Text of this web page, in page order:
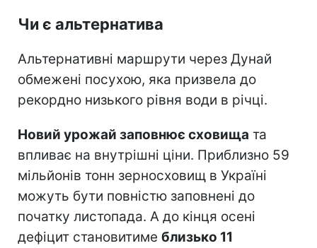
Чи є альтернатива
Альтернативні маршрути через Дунай
обмежені посухою, яка призвела до
рекордно низького рівня води в річці.
Новий урожай заповнює сховища та
впливає на внутрішні ціни. Приблизно 59
мільйонів тонн зерносховищ в Україні
можуть бути повністю заповнені до
початку листопада. А до кінця осені
дефіцит становитиме близько 11